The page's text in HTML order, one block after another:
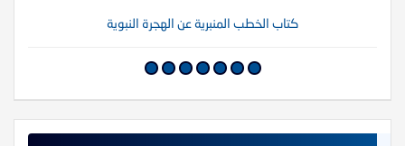
كتاب الخطب المنبرية عن الهجرة النبوية